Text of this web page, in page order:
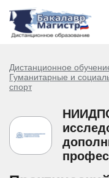
Дистанционное
Гуманитарные и
спорт